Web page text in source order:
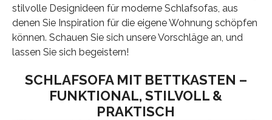
stilvolle Designideen für moderne Schlafsofas, aus
denen Sie Inspiration für die eigene Wohnung schöpfen
können. Schauen Sie sich unsere Vorschläge an, und
lassen Sie sich begeistern!
SCHLAFSOFA MIT BETTKASTEN –
FUNKTIONAL, STILVOLL &
PRAKTISCH